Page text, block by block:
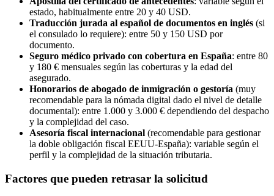
estado, habitualmente entre 20 y 40 USD.
Traducción jurada al español de documentos en inglés (si
el consulado lo requiere): entre 50 y 150 USD por
documento.
Seguro médico privado con cobertura en España: entre 80
y 180 € mensuales según las coberturas y la edad del
asegurado.
Honorarios de abogado de inmigración o gestoría (muy
recomendable para la nómada digital dado el nivel de detalle
documental): entre 1.000 y 3.000 € dependiendo del despacho
y la complejidad del caso.
Asesoría fiscal internacional (recomendable para gestionar
la doble obligación fiscal EEUU-España): variable según el
perfil y la complejidad de la situación tributaria.
Factores que pueden retrasar la solicitud